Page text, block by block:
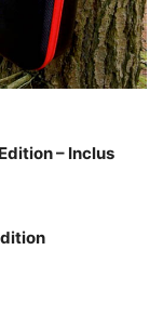
– Inclus